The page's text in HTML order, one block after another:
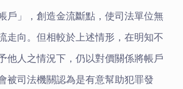
戶」，創造金流斷點，使司法單位無
走向。但相較於上述情形，在明知不
他人之情況下，仍以對價關係將帳戶
被司法機關認為是有意幫助犯罪發